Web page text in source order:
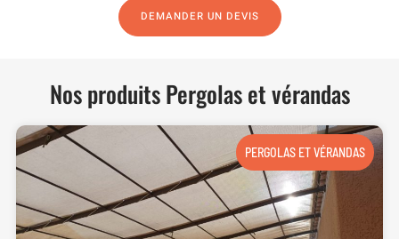
DEMANDER UN DEVIS
Nos produitsPergolas et vérandas
PERGOLAS ET VÉRANDAS